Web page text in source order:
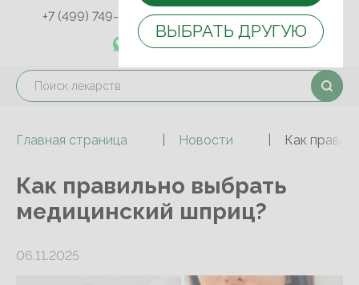
ВЫБРАТЬ ДРУГУЮ
+7 (499) 749-75-92
+7 (499) 749-74-89
+7 (989) 579-78-73
Главная страница Новости Как
Как правильно выбрать
медицинский шприц?
06.11.2025